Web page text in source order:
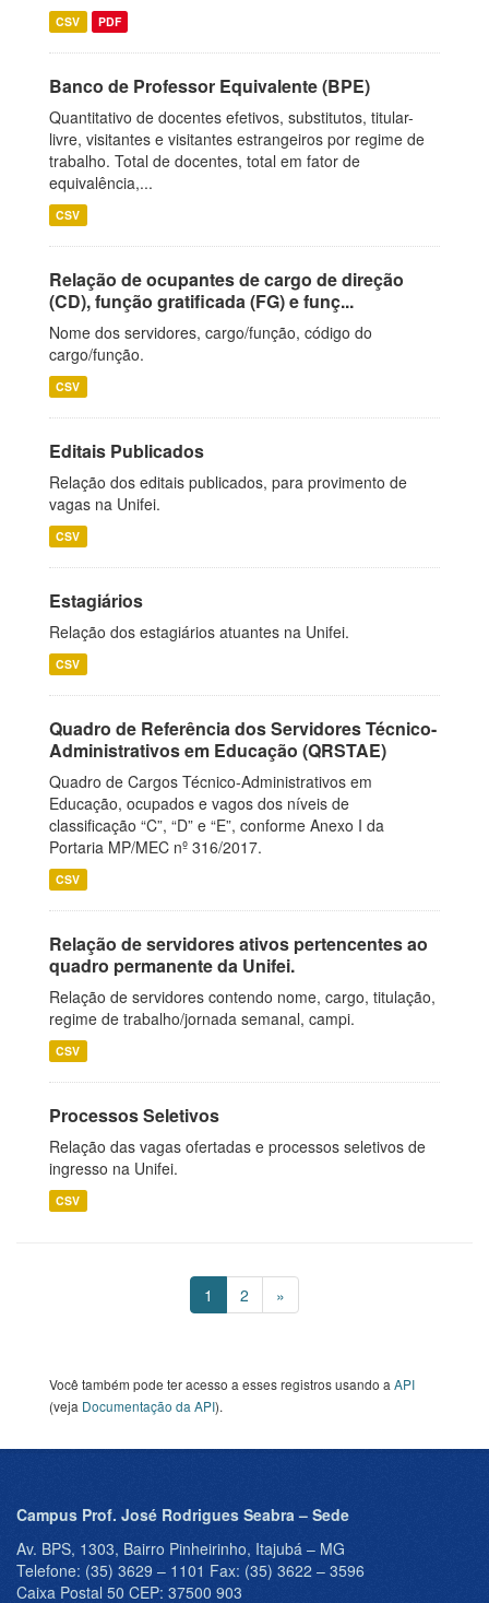
CSV PDF
Banco de Professor Equivalente (BPE)
Quantitativo de docentes efetivos, substitutos, titular-
livre, visitantes e visitantes estrangeiros por regime de
trabalho. Total de docentes, total em fator de
equivalência,...
CSV
Relação de ocupantes de cargo de direção
(CD), função gratificada (FG) e funç...
Nome dos servidores, cargo/função, código do
cargo/função.
CSV
Editais Publicados
Relação dos editais publicados, para provimento de
vagas na Unifei.
CSV
Estagiários
Relação dos estagiários atuantes na Unifei.
CSV
Quadro de Referência dos Servidores Técnico-
Administrativos em Educação (QRSTAE)
Quadro de Cargos Técnico-Administrativos em
Educação, ocupados e vagos dos níveis de
classificação “C”, “D” e “E”, conforme Anexo I da
Portaria MP/MEC nº 316/2017.
CSV
Relação de servidores ativos pertencentes ao
quadro permanente da Unifei.
Relação de servidores contendo nome, cargo, titulação,
regime de trabalho/jornada semanal, campi.
CSV
Processos Seletivos
Relação das vagas ofertadas e processos seletivos de
ingresso na Unifei.
CSV
1 2 »
Você também pode ter acesso a esses registros usando a API
(veja Documentação da API).
Campus Prof. José Rodrigues Seabra – Sede
Av. BPS, 1303, Bairro Pinheirinho, Itajubá – MG
Telefone: (35) 3629 – 1101 Fax: (35) 3622 – 3596
Caixa Postal 50 CEP: 37500 903